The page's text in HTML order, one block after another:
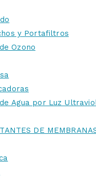
y Portafiltros
Ozono
Agua por Luz
DE